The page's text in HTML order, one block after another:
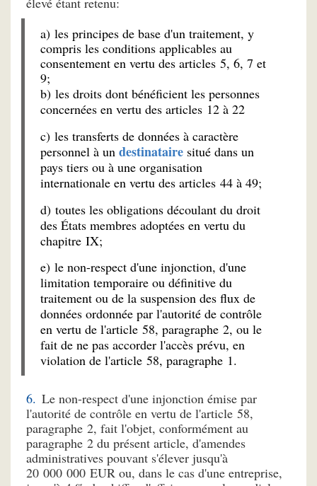
a) les principes de base d'un traitement, y
compris les conditions applicables au
consentement en vertu des articles 5, 6, 7 et
9;
b) les droits dont bénéficient les personnes
concernées en vertu des articles 12 à 22
c) les transferts de données à caractère
personnel à un destinataire situé dans un
pays tiers ou à une organisation
internationale en vertu des articles 44 à 49;
d) toutes les obligations découlant du droit
des États membres adoptées en vertu du
chapitre IX;
e) le non-respect d'une injonction, d'une
limitation temporaire ou définitive du
traitement ou de la suspension des flux de
données ordonnée par l'autorité de contrôle
en vertu de l'article 58, paragraphe 2, ou le
fait de ne pas accorder l'accès prévu, en
violation de l'article 58, paragraphe 1.
Le non-respect d'une injonction émise par
l'autorité de contrôle en vertu de l'article 58,
paragraphe 2, fait l'objet, conformément au
paragraphe 2 du présent article, d'amendes
administratives pouvant s'élever jusqu'à
20 000 000 EUR ou, dans le cas d'une entreprise,